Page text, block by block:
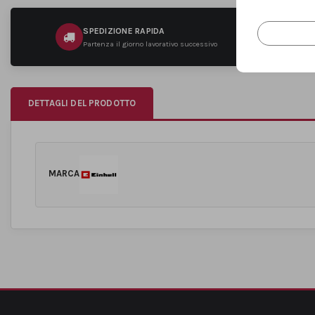
SPEDIZIONE RAPIDA
Partenza il giorno lavorativo successivo
DETTAGLI DEL PRODOTTO
MARCA